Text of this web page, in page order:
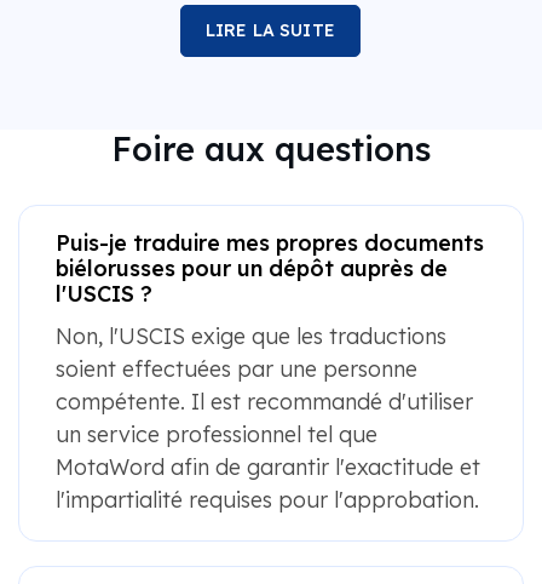
LIRE LA SUITE
Foire aux questions
Puis-je traduire mes propres documents
biélorusses pour un dépôt auprès de
l'USCIS ?
Non, l'USCIS exige que les traductions
soient effectuées par une personne
compétente. Il est recommandé d'utiliser
un service professionnel tel que
MotaWord afin de garantir l'exactitude et
l'impartialité requises pour l'approbation.